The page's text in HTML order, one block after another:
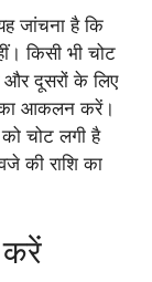
जांचना है कि
किसी भी चोट
दूसरों के लिए
का आकलन करें।
चोट लगी है
की राशि का
करें